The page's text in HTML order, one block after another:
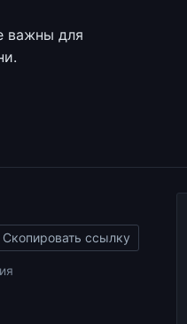
важны для
Скопировать ссылку